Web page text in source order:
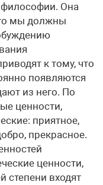
философии. Она
мы должны
к тому, что
появляются
из него. По
ценности,
приятное,
прекрасное.
ценности,
степени входят